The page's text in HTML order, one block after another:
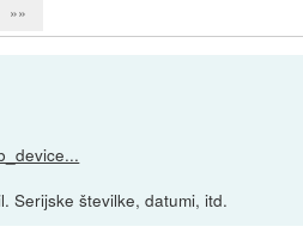
»»
Serijske številke, datumi, itd.